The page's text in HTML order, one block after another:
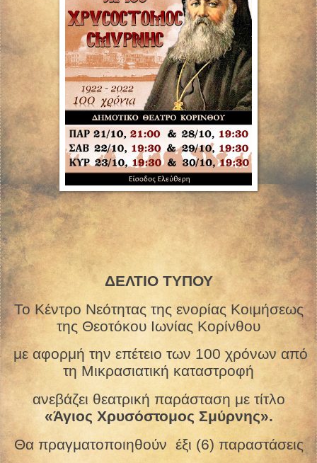
ΔΕΛΤΙΟ ΤΥΠΟΥ
Το Κέντρο Νεότητας της ενορίας Κοιμήσεως
της Θεοτόκου Ιωνίας Κορίνθου
με αφορμή την επέτειο των 100 χρόνων από
τη Μικρασιατική καταστροφή
ανεβάζει θεατρική παράσταση με τίτλο
«Άγιος Χρυσόστομος Σμύρνης».
Θα πραγματοποιηθούν έξι (6) παραστάσεις